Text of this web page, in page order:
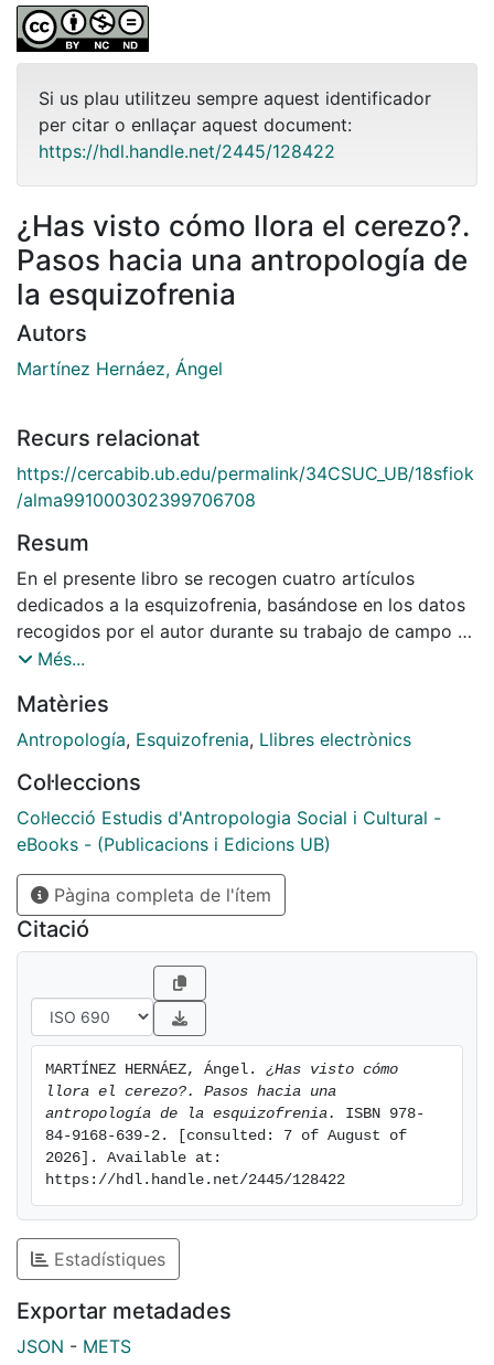
Si us plau utilitzeu sempre aquest identificador
per citar o enllaçar aquest document:
https://hdl.handle.net/2445/128422
¿Has visto cómo llora el cerezo?.
Pasos hacia una antropología de
la esquizofrenia
Autors
Martínez Hernáez, Ángel
Recurs relacionat
https://cercabib.ub.edu/permalink/34CSUC_UB/18sfiok
/alma991000302399706708
Resum
En el presente libro se recogen cuatro artículos
dedicados a la esquizofrenia, basándose en los datos
recogidos por el autor durante su trabajo de campo en
la red asistencial de Barcelona. En ellos se toma como
cual es imposible pensar en una antropología de la
enfermedad y de las aflicciones.
Més...
Matèries
Antropología, Esquizofrenia, Llibres electrònics
Col·leccions
Col·lecció Estudis d'Antropologia Social i Cultural -
eBooks - (Publicacions i Edicions UB)
Pàgina completa de l'ítem
Citació
MARTÍNEZ HERNÁEZ, Ángel. ¿Has visto cómo
llora el cerezo?. Pasos hacia una
antropología de la esquizofrenia.
ISBN 978-
84-9168-639-2. [consulted: 7 of August of
2026]. Available at:
https://hdl.handle.net/2445/128422
Estadístiques
Exportar metadades
JSON - METS